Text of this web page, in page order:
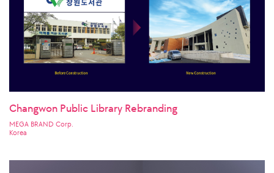
Changwon Public Library Rebranding
MEGA BRAND Corp.
Korea